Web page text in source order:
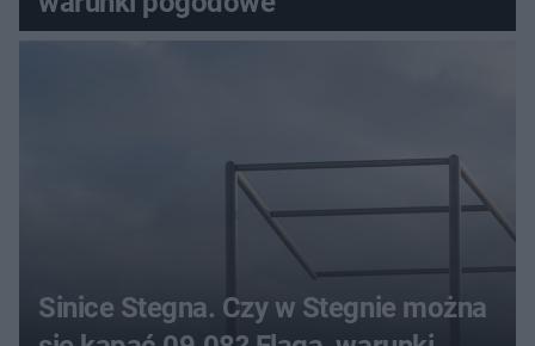
Sinice Stegna. Czy w Stegnie można